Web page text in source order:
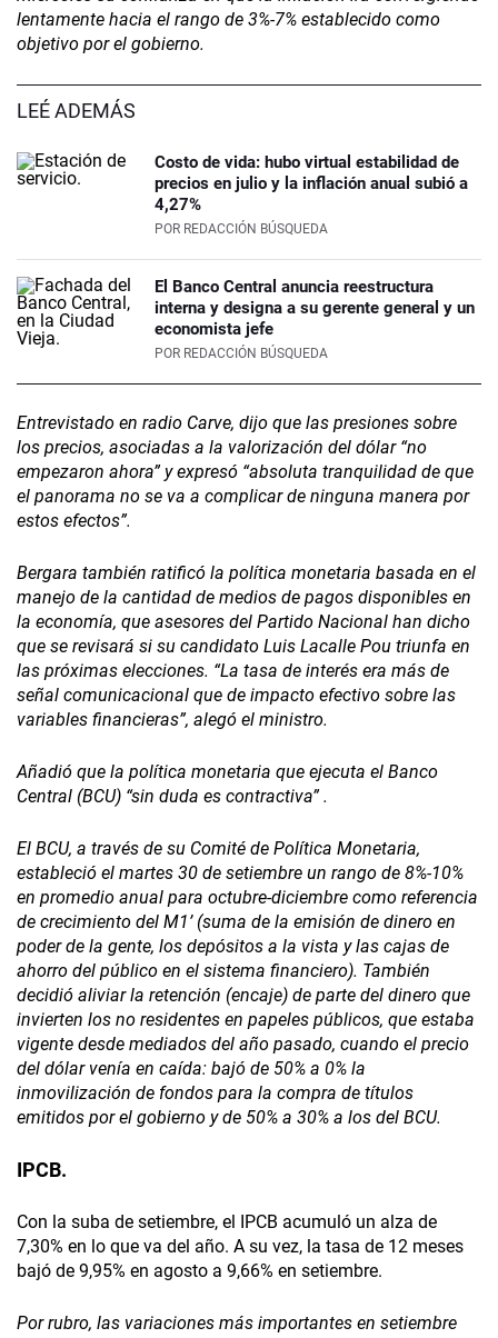
lentamente hacia el rango de 3%-7% establecido como
objetivo por el gobierno.
LEÉ ADEMÁS
Costo de vida: hubo virtual estabilidad de
precios en julio y la inflación anual subió a
4,27%
POR REDACCIÓN BÚSQUEDA
El Banco Central anuncia reestructura
interna y designa a su gerente general y un
economista jefe
POR REDACCIÓN BÚSQUEDA
Entrevistado en radio Carve, dijo que las presiones sobre
los precios, asociadas a la valorización del dólar “no
empezaron ahora” y expresó “absoluta tranquilidad de que
el panorama no se va a complicar de ninguna manera por
estos efectos”.
Bergara también ratificó la política monetaria basada en el
manejo de la cantidad de medios de pagos disponibles en
la economía, que asesores del Partido Nacional han dicho
que se revisará si su candidato Luis Lacalle Pou triunfa en
las próximas elecciones. “La tasa de interés era más de
señal comunicacional que de impacto efectivo sobre las
variables financieras”, alegó el ministro.
Añadió que la política monetaria que ejecuta el Banco
Central (BCU) “sin duda es contractiva” .
El BCU, a través de su Comité de Política Monetaria,
estableció el martes 30 de setiembre un rango de 8%-10%
en promedio anual para octubre-diciembre como referencia
de crecimiento del M1’ (suma de la emisión de dinero en
poder de la gente, los depósitos a la vista y las cajas de
ahorro del público en el sistema financiero). También
decidió aliviar la retención (encaje) de parte del dinero que
invierten los no residentes en papeles públicos, que estaba
vigente desde mediados del año pasado, cuando el precio
del dólar venía en caída: bajó de 50% a 0% la
inmovilización de fondos para la compra de títulos
emitidos por el gobierno y de 50% a 30% a los del BCU.
IPCB.
Con la suba de setiembre, el IPCB acumuló un alza de
7,30% en lo que va del año. A su vez, la tasa de 12 meses
bajó de 9,95% en agosto a 9,66% en setiembre.
Por rubro, las variaciones más importantes en setiembre